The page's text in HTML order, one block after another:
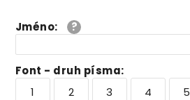
Jméno:
Font - druh písma:
1
2 3 4 5